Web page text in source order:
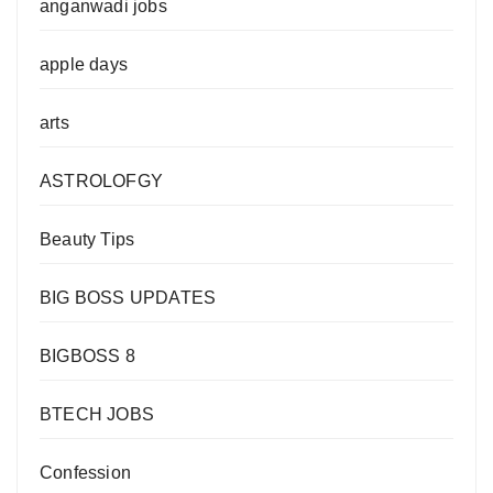
anganwadi jobs
apple days
arts
ASTROLOFGY
Beauty Tips
BIG BOSS UPDATES
BIGBOSS 8
BTECH JOBS
Confession